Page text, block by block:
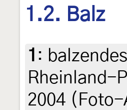
1.2. Balz
1 :
Rheinland-
2004